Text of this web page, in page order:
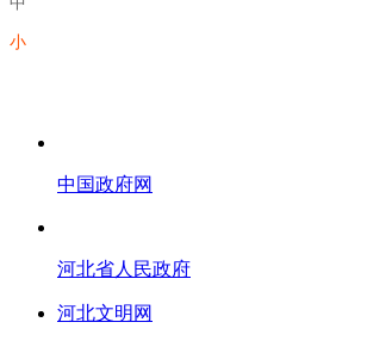
小
中国政府网
河北省人民政府
河北文明网